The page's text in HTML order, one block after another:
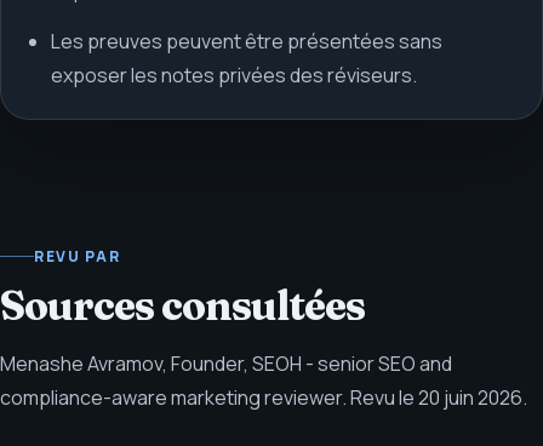
Les preuves peuvent être présentées sans
exposer les notes privées des réviseurs.
REVU PAR
Sources consultées
Menashe Avramov, Founder, SEOH - senior SEO and
compliance-aware marketing reviewer.Revu le20 juin 2026.